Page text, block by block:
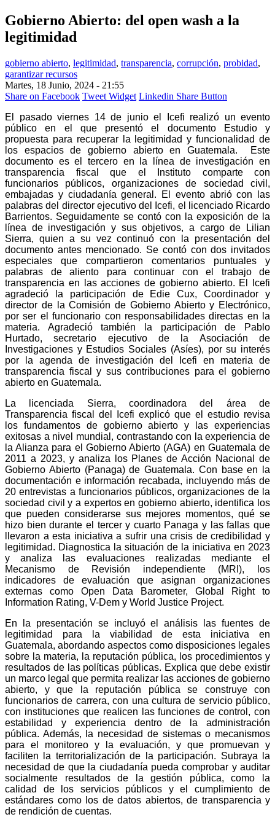
Gobierno Abierto: del open wash a la
legitimidad
gobierno abierto, legitimidad, transparencia, corrupción, probidad,
garantizar recursos
Martes, 18 Junio, 2024 - 21:55
Share on Facebook Tweet Widget Linkedin Share Button
El pasado viernes 14 de junio el Icefi realizó un evento
público en el que presentó el documento Estudio y
propuesta para recuperar la legitimidad y funcionalidad de
los espacios de gobierno abierto en Guatemala. Este
documento es el tercero en la línea de investigación en
transparencia fiscal que el Instituto comparte con
funcionarios públicos, organizaciones de sociedad civil,
embajadas y ciudadanía general. El evento abrió con las
palabras del director ejecutivo del Icefi, el licenciado Ricardo
Barrientos. Seguidamente se contó con la exposición de la
línea de investigación y sus objetivos, a cargo de Lilian
Sierra, quien a su vez continuó con la presentación del
documento antes mencionado. Se contó con dos invitados
especiales que compartieron comentarios puntuales y
palabras de aliento para continuar con el trabajo de
transparencia en las acciones de gobierno abierto. El Icefi
agradeció la participación de Edie Cux, Coordinador y
director de la Comisión de Gobierno Abierto y Electrónico,
por ser el funcionario con responsabilidades directas en la
materia. Agradeció también la participación de Pablo
Hurtado, secretario ejecutivo de la Asociación de
Investigaciones y Estudios Sociales (Asíes), por su interés
por la agenda de investigación del Icefi en materia de
transparencia fiscal y sus contribuciones para el gobierno
abierto en Guatemala.
La licenciada Sierra, coordinadora del área de
Transparencia fiscal del Icefi explicó que el estudio revisa
los fundamentos de gobierno abierto y las experiencias
exitosas a nivel mundial, contrastando con la experiencia de
la Alianza para el Gobierno Abierto (AGA) en Guatemala de
2011 a 2023, y analiza los Planes de Acción Nacional de
Gobierno Abierto (Panaga) de Guatemala. Con base en la
documentación e información recabada, incluyendo más de
20 entrevistas a funcionarios públicos, organizaciones de la
sociedad civil y a expertos en gobierno abierto, identifica los
que pueden considerarse sus mejores momentos, qué se
hizo bien durante el tercer y cuarto Panaga y las fallas que
llevaron a esta iniciativa a sufrir una crisis de credibilidad y
legitimidad. Diagnostica la situación de la iniciativa en 2023
y analiza las evaluaciones realizadas mediante el
Mecanismo de Revisión independiente (MRI), los
indicadores de evaluación que asignan organizaciones
externas como Open Data Barometer, Global Right to
Information Rating, V-Dem y World Justice Project.
En la presentación se incluyó el análisis las fuentes de
legitimidad para la viabilidad de esta iniciativa en
Guatemala, abordando aspectos como disposiciones legales
sobre la materia, la reputación pública, los procedimientos y
resultados de las políticas públicas. Explica que debe existir
un marco legal que permita realizar las acciones de gobierno
abierto, y que la reputación pública se construye con
funcionarios de carrera, con una cultura de servicio público,
con instituciones que realicen las funciones de control, con
estabilidad y experiencia dentro de la administración
pública. Además, la necesidad de sistemas o mecanismos
para el monitoreo y la evaluación, y que promuevan y
faciliten la territorialización de la participación. Subraya la
necesidad de que la ciudadanía pueda comprobar y auditar
socialmente resultados de la gestión pública, como la
calidad de los servicios públicos y el cumplimiento de
estándares como los de datos abiertos, de transparencia y
de rendición de cuentas.